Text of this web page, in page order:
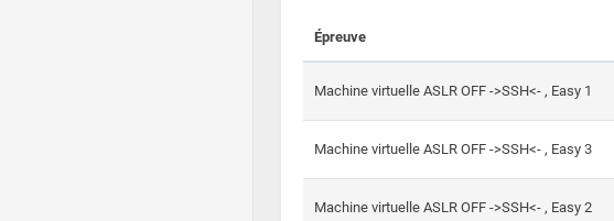
Épreuve
Machine virtuelle ASLR OFF ->SSH<- , Easy 1
Machine virtuelle ASLR OFF ->SSH<- , Easy 3
Machine virtuelle ASLR OFF ->SSH<- , Easy 2